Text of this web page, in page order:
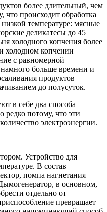
более длительный, чем
что происходит обработка
температуре: мясные
деликатесы до 45
холодного копчения более
холодном копчении
с равномерной
больше времени и
продуктов
до полусуток.
в себе два способа
редко потому, что эти
электроэнергии.
Устройство для
В состав
помпа нагнетания
в основном,
отдельно от
превращает